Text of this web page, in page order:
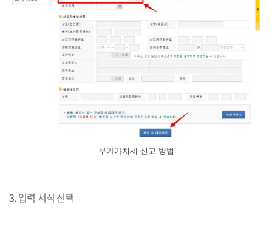
부가가치세 신고 방법
3. 입력 서식 선택